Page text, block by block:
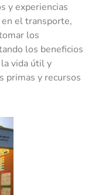
y experiencias
el transporte,
los
los beneficios
vida útil y
primas y recursos